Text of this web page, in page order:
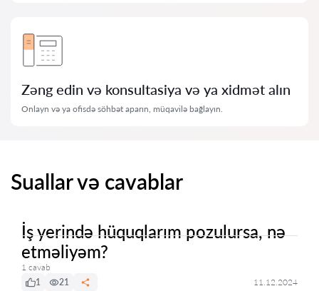
Zəng edin və konsultasiya və ya xidmət alın
Onlayn və ya ofisdə söhbət aparın, müqavilə bağlayın.
Suallar və cavablar
İş yerində hüquqlarım pozulursa, nə
etməliyəm?
1 cavab
1
21 11.12.2024